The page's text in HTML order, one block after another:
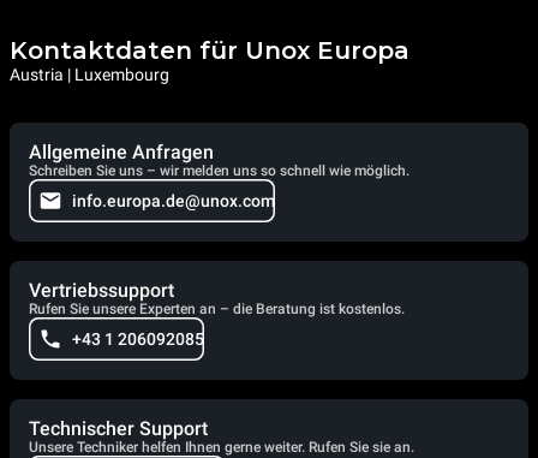
Kontaktdaten für Unox Europa
Austria | Luxembourg
Allgemeine Anfragen
Schreiben Sie uns – wir melden uns so schnell wie möglich.
info.europa.de@unox.com
Vertriebssupport
Rufen Sie unsere Experten an – die Beratung ist kostenlos.
+43 1 206092085
Technischer Support
Unsere Techniker helfen Ihnen gerne weiter. Rufen Sie sie an.